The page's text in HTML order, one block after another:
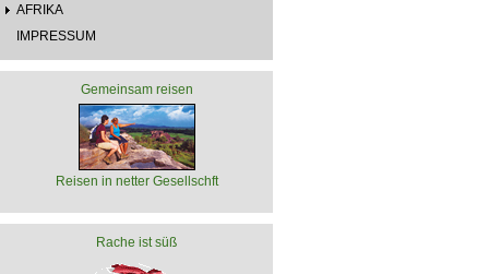
AFRIKA
IMPRESSUM
Gemeinsam reisen
Reisen in netter Gesellschft
Rache ist süß